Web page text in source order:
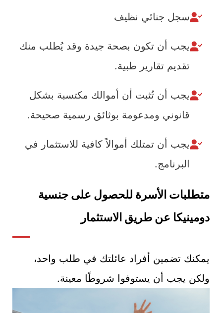
سجل جنائي نظيف
يجب أن تكون بصحة جيدة وقد يُطلب منك
تقديم تقارير طبية.
يجب أن تُثبت أن أموالك مكتسبة بشكل
قانوني ومدعومة بوثائق رسمية صحيحة.
يجب أن تمتلك أموالاً كافية للاستثمار في
البرنامج.
متطلبات الأسرة للحصول على جنسية
دومينيكا عن طريق الاستثمار
يمكنك تضمين أفراد عائلتك في طلب واحد،
ولكن يجب أن يستوفوا شروطًا معينة.